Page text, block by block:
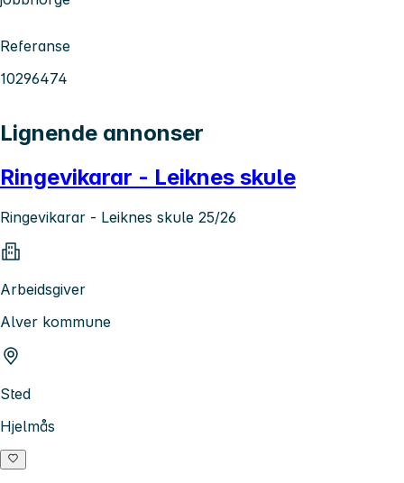
Referanse
10296474
Lignende annonser
Ringevikarar - Leiknes skule
Ringevikarar - Leiknes skule 25/26
Arbeidsgiver
Alver kommune
Sted
Hjelmås